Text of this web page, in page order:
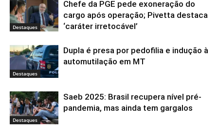
Destaques
Chefe da PGE pede exoneração do
cargo após operação; Pivetta destaca
‘caráter irretocável’
Destaques
Dupla é presa por pedofilia e indução à
automutilação em MT
Destaques
Saeb 2025: Brasil recupera nível pré-
pandemia, mas ainda tem gargalos